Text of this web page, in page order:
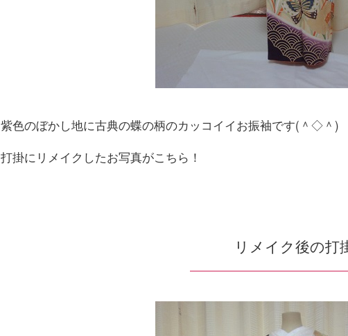
紫色のぼかし地に古典の蝶の柄のカッコイイお振袖です(＾◇＾)
打掛にリメイクしたお写真がこちら！
リメイク後の打